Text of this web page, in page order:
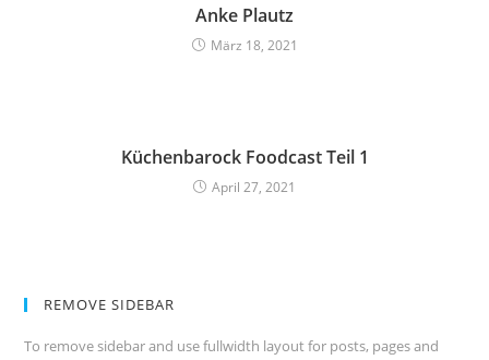
Anke Plautz
März 18, 2021
Küchenbarock Foodcast Teil 1
April 27, 2021
REMOVE SIDEBAR
To remove sidebar and use fullwidth layout for posts, pages and